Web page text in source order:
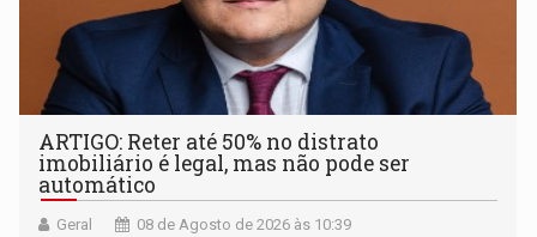
ARTIGO: Reter até 50% no distrato
imobiliário é legal, mas não pode ser
automático
Geral 08 de Agosto de 2026 às 10:39